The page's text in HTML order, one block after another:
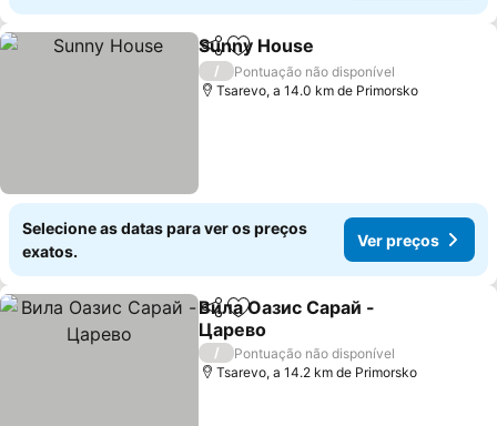
PartilharAdicionar aos favoritos
Sunny House
/
Pontuação não disponível
Tsarevo, a 14.0 km de Primorsko
Selecione as datas para ver os preços
exatos.
Ver preços
PartilharAdicionar aos favoritos
Вила Оазис Сарай -
Царево
/
Pontuação não disponível
Tsarevo, a 14.2 km de Primorsko